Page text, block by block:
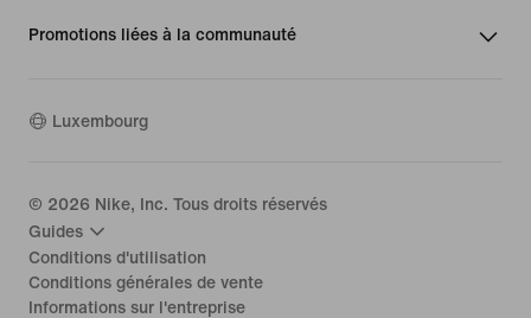
Promotions liées à la communauté
Luxembourg
© 2026 Nike, Inc. Tous droits réservés
Guides
Conditions d'utilisation
Conditions générales de vente
Informations sur l'entreprise